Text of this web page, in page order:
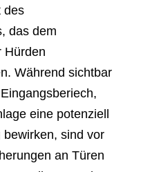
des
das dem
Hürden
Während sichtbar
eine potenziell
sind vor
an Türen